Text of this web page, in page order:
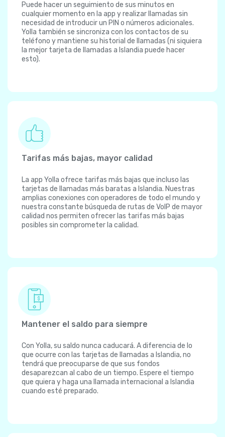
Puede hacer un seguimiento de sus minutos en
cualquier momento en la app y realizar llamadas sin
necesidad de introducir un PIN o números adicionales.
Yolla también se sincroniza con los contactos de su
teléfono y mantiene su historial de llamadas (ni siquiera
la mejor tarjeta de llamadas a Islandia puede hacer
esto).
Tarifas más bajas, mayor calidad
La app Yolla ofrece tarifas más bajas que incluso las
tarjetas de llamadas más baratas a Islandia. Nuestras
amplias conexiones con operadores de todo el mundo y
nuestra constante búsqueda de rutas de VoIP de mayor
calidad nos permiten ofrecer las tarifas más bajas
posibles sin comprometer la calidad.
Mantener el saldo para siempre
Con Yolla, su saldo nunca caducará. A diferencia de lo
que ocurre con las tarjetas de llamadas a Islandia, no
tendrá que preocuparse de que sus fondos
desaparezcan al cabo de un tiempo. Espere el tiempo
que quiera y haga una llamada internacional a Islandia
cuando esté preparado.